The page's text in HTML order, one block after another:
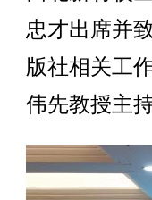
忠才出席并
版社相关工
伟先教授主持